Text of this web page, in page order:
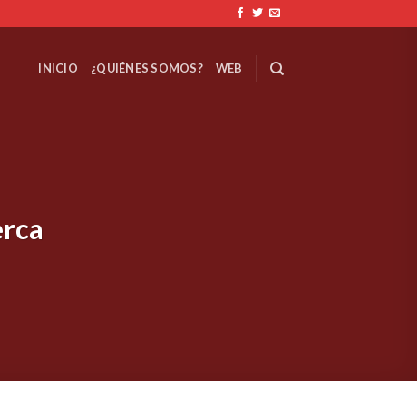
INICIO ¿QUIÉNES SOMOS? WEB